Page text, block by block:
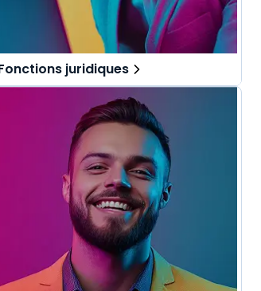
juridiques
solutions tout-en-un, spécialement
pensées pour les fonctions juridiques.
Une offre globale pour vous repérer dans
vos missions au quotidien.